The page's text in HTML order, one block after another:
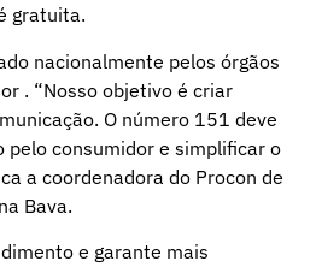
gratuita.
nacionalmente pelos órgãos
. “Nosso objetivo é criar
O número 151 deve
pelo consumidor e simplificar o
a coordenadora do Procon de
Bava.
e garante mais